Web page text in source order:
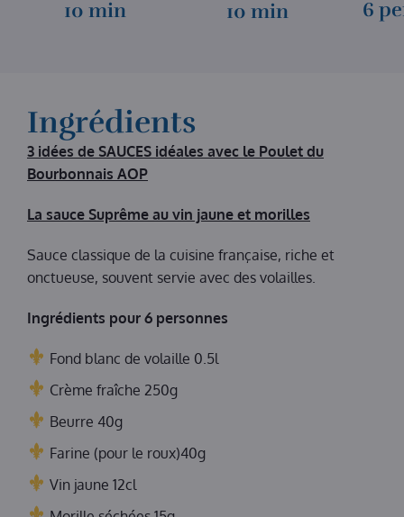
10 min
10 min
6
Ingrédients
3 idées de SAUCES idéales avec le Poulet du
Bourbonnais AOP
La sauce Suprême au vin jaune et morilles
Sauce classique de la cuisine française, riche et
onctueuse, souvent servie avec des volailles.
Ingrédients pour 6 personnes
Fond blanc de volaille 0.5l
Crème fraîche 250g
Beurre 40g
Farine (pour le roux)40g
Vin jaune 12cl